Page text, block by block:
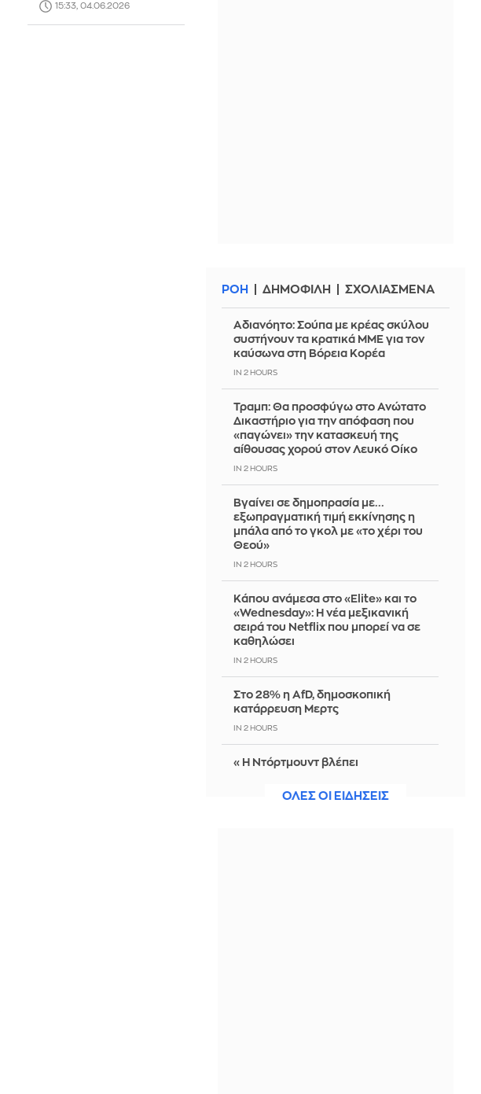
15:33, 04.06.2026
ΡΟΗ ΔΗΜΟΦΙΛΗ ΣΧΟΛΙΑΣΜΕΝΑ
Αδιανόητο: Σούπα με κρέας σκύλου
συστήνουν τα κρατικά ΜΜΕ για τον
καύσωνα στη Βόρεια Κορέα
IN 2 HOURS
Τραμπ: Θα προσφύγω στο Ανώτατο
Δικαστήριο για την απόφαση που
«παγώνει» την κατασκευή της
αίθουσας χορού στον Λευκό Οίκο
IN 2 HOURS
Βγαίνει σε δημοπρασία με...
εξωπραγματική τιμή εκκίνησης η
μπάλα από το γκολ με «το χέρι του
Θεού»
IN 2 HOURS
Κάπου ανάμεσα στο «Elite» και το
«Wednesday»: Η νέα μεξικανική
σειρά του Netflix που μπορεί να σε
καθηλώσει
IN 2 HOURS
Στο 28% η AfD, δημοσκοπική
κατάρρευση Μερτς
IN 2 HOURS
«Η Ντόρτμουντ βλέπει
Αντεγέμι»ΟΛΕΣ ΟΙ ΕΙΔΗΣΕΙΣ